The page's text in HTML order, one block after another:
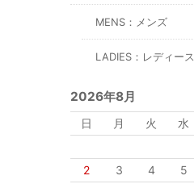
MENS：メンズ
LADIES：レディース
2026年8月
日 月 火 水
2
3 4 5